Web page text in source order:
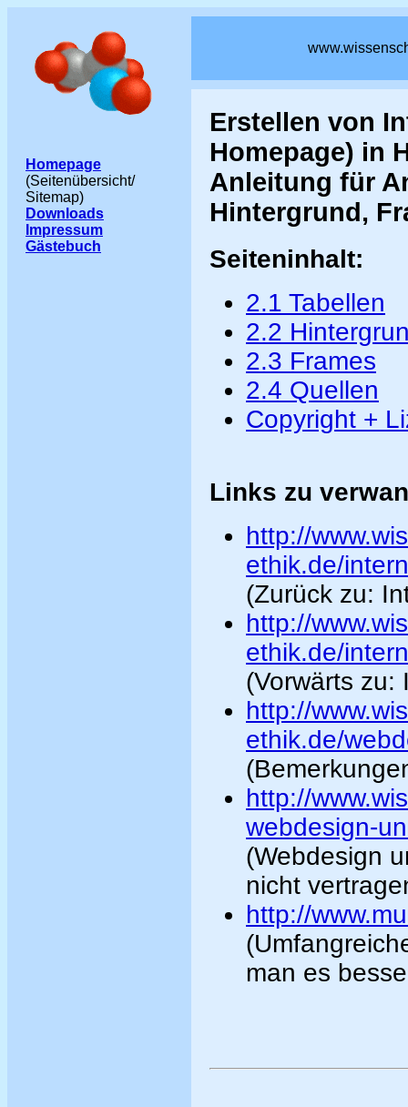
Homepage
(Seitenübersicht/
Sitemap)
Downloads
Impressum
Gästebuch
Erstellen von
Homepage) in
Anleitung für
Hintergrund,
Seiteninhalt:
2.1 Tabellen
2.2
2.3 Frames
2.4 Quellen
Copyright +
Links zu
http://
ethik.de/
(Zurück zu:
http://
ethik.de/
(Vorwärts zu:
http://
ethik.de/
http://
webdesign-
(Webdesign
nicht
http://
man es